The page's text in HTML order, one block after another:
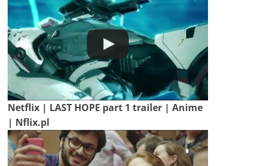
Netflix | LAST HOPE part 1 trailer | Anime
| Nflix.pl